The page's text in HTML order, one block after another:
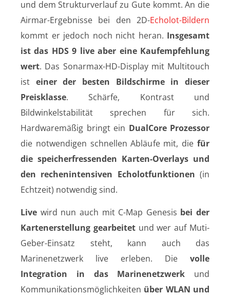
und dem Strukturverlauf zu Gute kommt. An die
Airmar-Ergebnisse bei den 2D-Echolot-Bildern
kommt er jedoch noch nicht heran. Insgesamt
ist das HDS 9 live aber eine Kaufempfehlung
wert. Das Sonarmax-HD-Display mit Multitouch
ist einer der besten Bildschirme in dieser
Preisklasse. Schärfe, Kontrast und
Bildwinkelstabilität sprechen für sich.
Hardwaremäßig bringt ein DualCore Prozessor
die notwendigen schnellen Abläufe mit, die für
die speicherfressenden Karten-Overlays und
den rechenintensiven Echolotfunktionen (in
Echtzeit) notwendig sind.
Live wird nun auch mit C-Map Genesis bei der
Kartenerstellung gearbeitetund wer auf Muti-
Geber-Einsatz steht, kann auch das
Marinenetzwerk live erleben. Die volle
Integration in das Marinenetzwerk und
Kommunikationsmöglichkeiten über WLAN und